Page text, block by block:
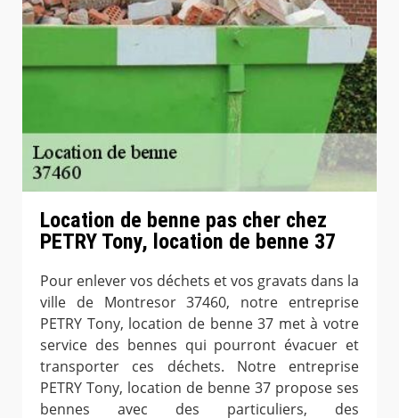
Location de benne pas cher chez
PETRY Tony, location de benne 37
Pour enlever vos déchets et vos gravats dans la
ville de Montresor 37460, notre entreprise
PETRY Tony, location de benne 37 met à votre
service des bennes qui pourront évacuer et
transporter ces déchets. Notre entreprise
PETRY Tony, location de benne 37 propose ses
bennes avec des particuliers, des